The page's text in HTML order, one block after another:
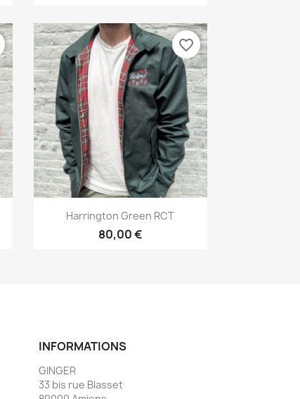
Aperçu rapide
Harrington Green RCT
80,00 €
favorite_border
INFORMATIONS
GINGER
33 bis rue Blasset